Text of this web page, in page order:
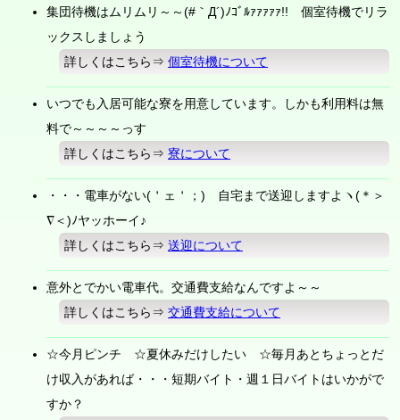
集団待機はムリムリ～～(#｀Д´)ﾉｺﾞﾙｧｧｧｧｧ!! 個室待機でリラ
ックスしましょう
詳しくはこちら⇒個室待機について
いつでも入居可能な寮を用意しています。しかも利用料は無
料で～～～～っす
詳しくはこちら⇒寮について
・・・電車がない(＇ェ＇；) 自宅まで送迎しますよヽ(＊＞
∇＜)ﾉヤッホーイ♪
詳しくはこちら⇒送迎について
意外とでかい電車代。交通費支給なんですよ～～
詳しくはこちら⇒交通費支給について
☆今月ピンチ ☆夏休みだけしたい ☆毎月あとちょっとだ
け収入があれば・・・短期バイト・週１日バイトはいかがで
すか？